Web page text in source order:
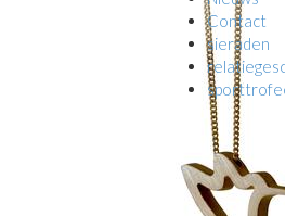
Contact
sieraden